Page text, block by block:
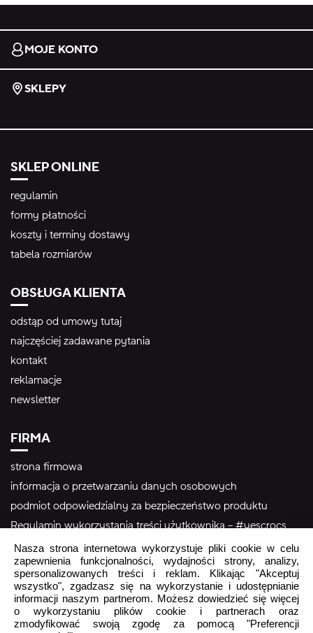
MOJE KONTO
SKLEPY
SKLEP ONLINE
regulamin
formy płatności
koszty i terminy dostawy
tabela rozmiarów
OBSŁUGA KLIENTA
odstąp od umowy tutaj
najczęściej zadawane pytania
kontakt
reklamacje
newsletter
FIRMA
strona firmowa
informacja o przetwarzaniu danych osobowych
podmiot odpowiedzialny za bezpieczeństwo produktu
Regulamin wykorzystania treści użytkownika – #yescrocs
Obsługa Klienta
Pon - Pt9:00 - 16:00
Sob - NdzZamknięte
Nasza strona internetowa wykorzystuje pliki cookie w celu
zapewnienia funkcjonalności, wydajności strony, analizy,
spersonalizowanych treści i reklam. Klikając "Akceptuj
wszystko", zgadzasz się na wykorzystanie i udostępnianie
informacji naszym partnerom. Możesz dowiedzieć się więcej
o wykorzystaniu plików cookie i partnerach oraz
zmodyfikować swoją zgodę za pomocą "Preferencji